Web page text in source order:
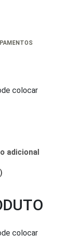
colocar
adicional
colocar